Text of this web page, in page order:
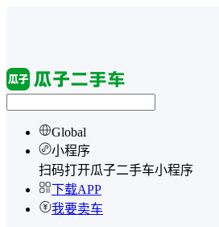
Global
小程序
扫码打开瓜子二手车小程序
下载APP
我要卖车